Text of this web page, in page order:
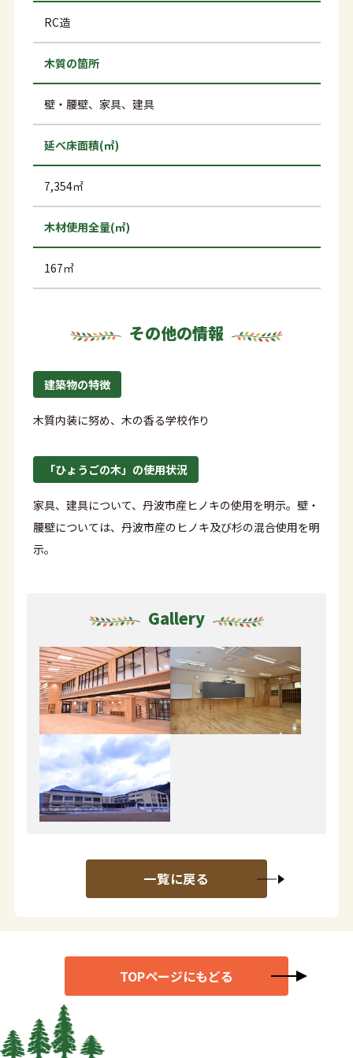
RC造
木質の箇所
壁・腰壁、家具、建具
延べ床面積(㎡)
7,354㎡
木材使用全量(㎥)
167㎥
その他の情報
建築物の特徴
木質内装に努め、木の香る学校作り
「ひょうごの木」の使用状況
家具、建具について、丹波市産ヒノキの使用を明示。壁・
腰壁については、丹波市産のヒノキ及び杉の混合使用を明
示。
Gallery
一覧に戻る
TOPページにもどる